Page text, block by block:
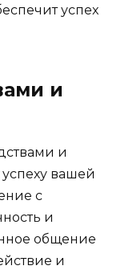
успех
и
и
вашей
с
и
общение
и